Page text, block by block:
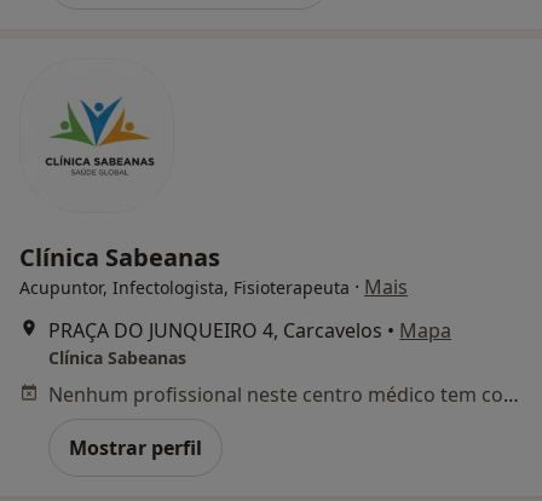
Clínica Sabeanas
Acupuntor, Infectologista, Fisioterapeuta · Mais
PRAÇA DO JUNQUEIRO 4, Carcavelos • Mapa
Clínica Sabeanas
Nenhum profissional neste centro médico tem consultas disponíveis
Mostrar perfil